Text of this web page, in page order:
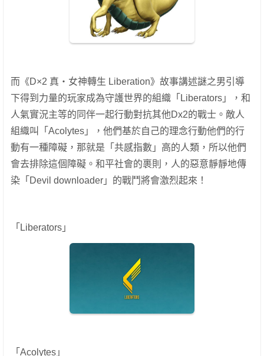
而《D×2 真・女神轉生 Liberation》故事講述謎之男引導
下得到力量的玩家成為守護世界的組織「Liberators」，和
人氣實況主等的同伴一起行動對抗其他Dx2的戰士。敵人
組織叫「Acolytes」，他們基於自己的理念行動他們的行
動有一種障礙，那就是「共感指數」高的人類，所以他們
會去排除這個障礙。和平社會的裹則，人的惡意靜靜地傳
染「Devil downloader」的戰鬥將會激烈起來！
「Liberators」
「Acolytes」